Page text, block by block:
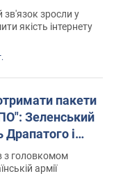
зв'язок зросли у
якість інтернету
пакети
Зеленський
Драпатого і
з головкомом
армії